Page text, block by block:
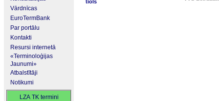
Vārdnīcas
EuroTermBank
Par portālu
Kontakti
Resursi internetā
«Terminoloģijas
Jaunumi»
Atbalstītāji
Notikumi
LZA TK termini
tiols